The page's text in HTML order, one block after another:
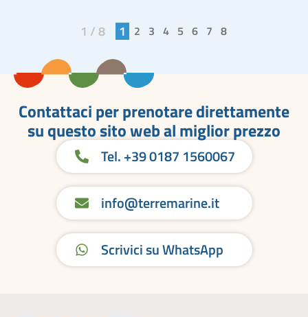
1 / 8 1 2 3 4 5 6 7 8
Contattaci per prenotare direttamente
su questo sito web al miglior prezzo
Tel. +39 0187 1560067
info@terremarine.it
Scrivici su WhatsApp